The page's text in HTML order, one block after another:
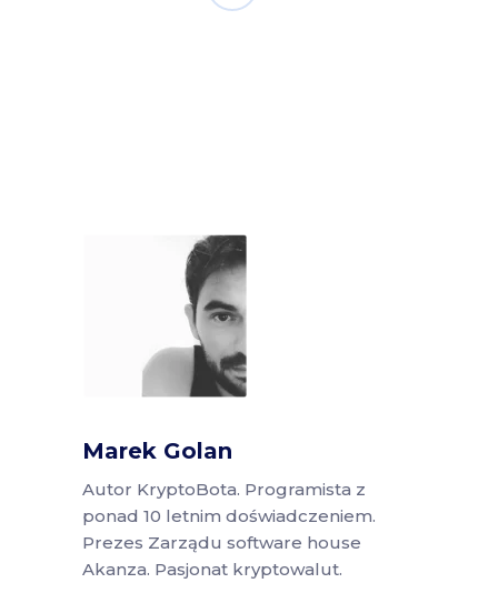
Marek Golan
Autor KryptoBota. Programista z
ponad 10 letnim doświadczeniem.
Prezes Zarządu software house
Akanza. Pasjonat kryptowalut.